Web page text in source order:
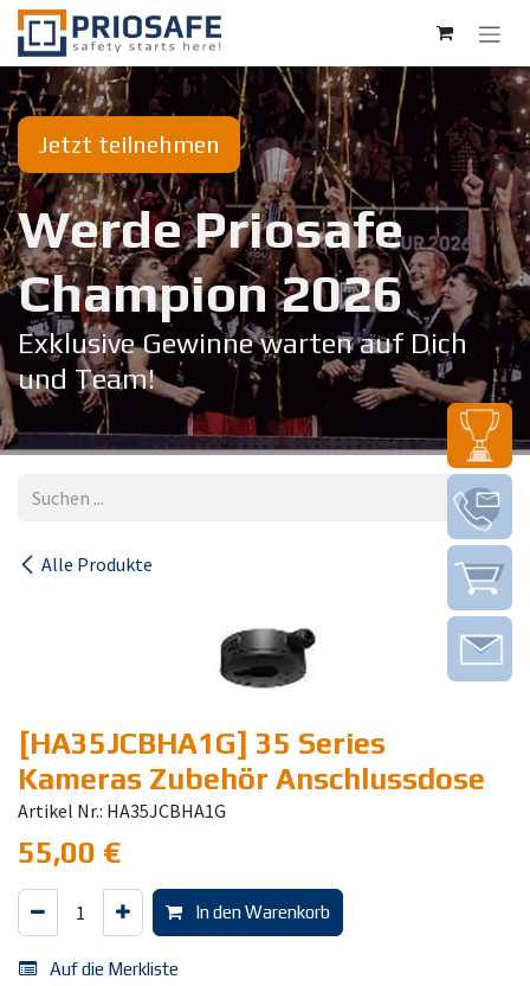
Zum Inhalt springen
Jetzt teilnehmen
Werde Priosafe
Champion 20​26
Exklusive Gewinne warten auf Dich
und Team!
Alle Produkte
[HA35JCBHA1G] 35 Series
Kameras Zubehör Anschlussdose
Artikel Nr.: HA35JCBHA1G
55,00 €
In den Warenkorb
Auf die Merkliste